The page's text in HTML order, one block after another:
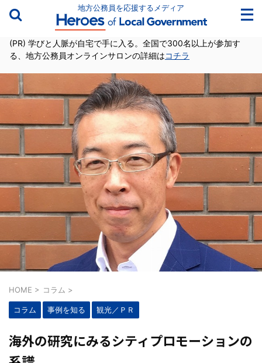
地方公務員を応援するメディア
(PR) 学びと人脈が自宅で手に入る。全国で300名以上が参加す
る、地方公務員オンラインサロンの詳細はコチラ
HOME > コラム >
コラム 事例を知る 観光／ＰＲ
海外の研究にみるシティプロモーションの